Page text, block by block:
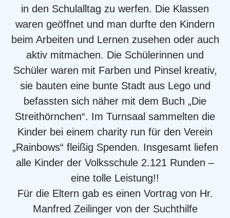
in den Schulalltag zu werfen. Die Klassen
waren geöffnet und man durfte den Kindern
beim Arbeiten und Lernen zusehen oder auch
aktiv mitmachen. Die Schülerinnen und
Schüler waren mit Farben und Pinsel kreativ,
sie bauten eine bunte Stadt aus Lego und
befassten sich näher mit dem Buch „Die
Streithörnchen“. Im Turnsaal sammelten die
Kinder bei einem charity run für den Verein
„Rainbows“ fleißig Spenden. Insgesamt liefen
alle Kinder der Volksschule 2.121 Runden –
eine tolle Leistung!!
Für die Eltern gab es einen Vortrag von Hr.
Manfred Zeilinger von der Suchthilfe